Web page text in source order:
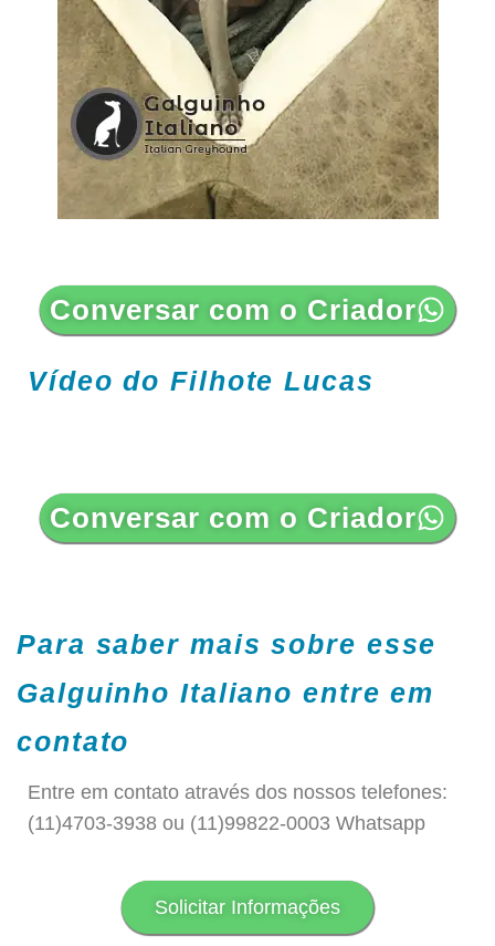
Conversar com o Criador
Vídeo do Filhote Lucas
Conversar com o Criador
Para saber mais sobre esse
Galguinho Italiano entre em
contato
Entre em contato através dos nossos telefones:
(11)4703-3938 ou (11)99822-0003 Whatsapp
Solicitar Informações